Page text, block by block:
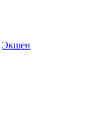
Экшен